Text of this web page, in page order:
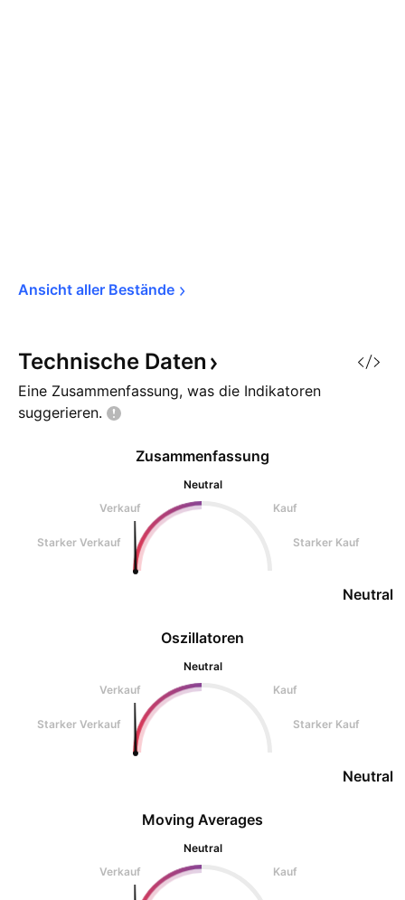
Ansicht aller Bestände
Technische Daten
Eine Zusammenfassung, was die Indikatoren
suggerieren.
Oszillatoren
Neutral
Verkauf
Kauf
Starker Verkauf Starker Kauf
Neutral
Zusammenfassung
Neutral
Verkauf
Kauf
Starker Verkauf Starker Kauf
Neutral
Moving Averages
Neutral
Verkauf
Kauf